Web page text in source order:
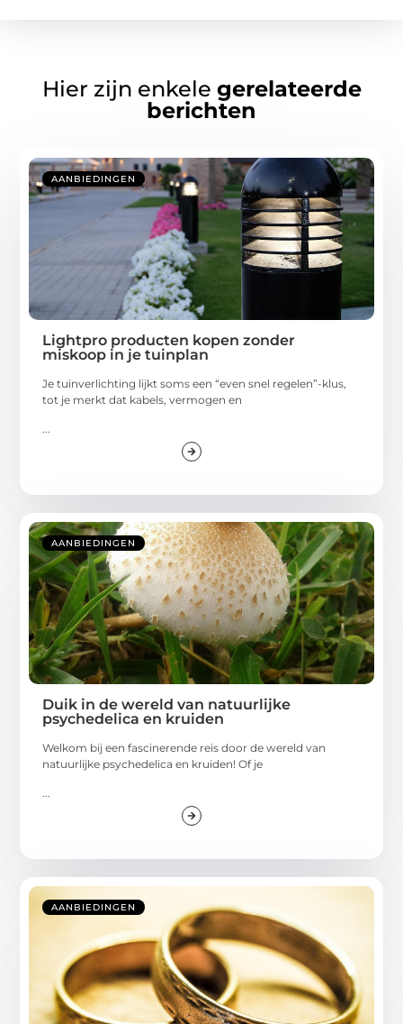
Hier zijn enkele gerelateerde
berichten
AANBIEDINGEN
Lightpro producten kopen zonder
miskoop in je tuinplan
Je tuinverlichting lijkt soms een “even snel regelen”-klus,
tot je merkt dat kabels, vermogen en
...
AANBIEDINGEN
Duik in de wereld van natuurlijke
psychedelica en kruiden
Welkom bij een fascinerende reis door de wereld van
natuurlijke psychedelica en kruiden! Of je
...
AANBIEDINGEN